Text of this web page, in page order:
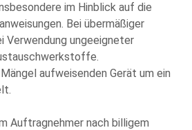
im Hinblick auf die
Bei übermäßiger
Verwendung ungeeigneter
aufweisenden Gerät um ein
Auftragnehmer nach billigem